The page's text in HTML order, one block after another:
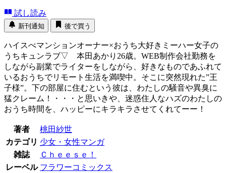
試し読み
新刊通知 後で買う
ハイスぺマンションオーナー×おうち大好きミーハー女子の
うちキュンラブ▽ 本田あかり26歳。WEB制作会社勤務を
しながら副業でライターをしながら、好きなものであふれて
いるおうちでリモート生活を満喫中。そこに突然現れた”王
子様”。下の部屋に住むという彼は、わたしの騒音や異臭に
猛クレーム！・・・と思いきや、迷惑住人なハズのわたしの
おうち時間を、ハッピーにキラキラさせてくれてーー！
著者
桃田紗世
カテゴリ 少女・女性マンガ
雑誌
Ｃｈｅｅｓｅ！
レーベル フラワーコミックス